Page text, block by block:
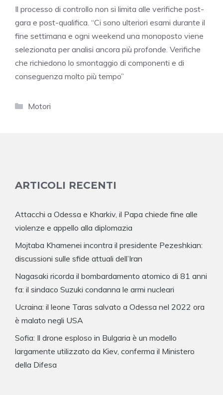
Il processo di controllo non si limita alle verifiche post-
gara e post-qualifica. “Ci sono ulteriori esami durante il
fine settimana e ogni weekend una monoposto viene
selezionata per analisi ancora più profonde. Verifiche
che richiedono lo smontaggio di componenti e di
conseguenza molto più tempo”
Categorie
Motori
ARTICOLI RECENTI
Attacchi a Odessa e Kharkiv, il Papa chiede fine alle
violenze e appello alla diplomazia
Mojtaba Khamenei incontra il presidente Pezeshkian:
discussioni sulle sfide attuali dell’Iran
Nagasaki ricorda il bombardamento atomico di 81 anni
fa: il sindaco Suzuki condanna le armi nucleari
Ucraina: il leone Taras salvato a Odessa nel 2022 ora
è malato negli USA
Sofia: Il drone esploso in Bulgaria è un modello
largamente utilizzato da Kiev, conferma il Ministero
della Difesa